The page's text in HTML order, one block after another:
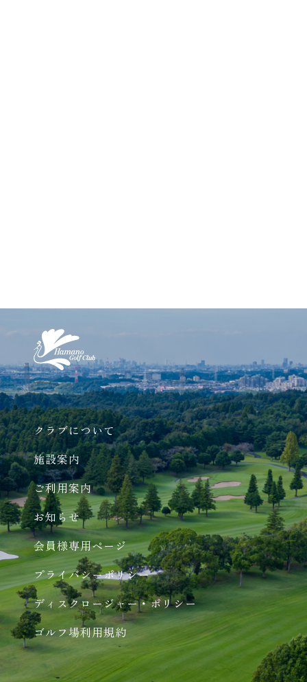
クラブについて
施設案内
ご利用案内
お知らせ
会員様専用ページ
プライバシーポリシー
ディスクロージャー・ポリシー
ゴルフ場利用規約